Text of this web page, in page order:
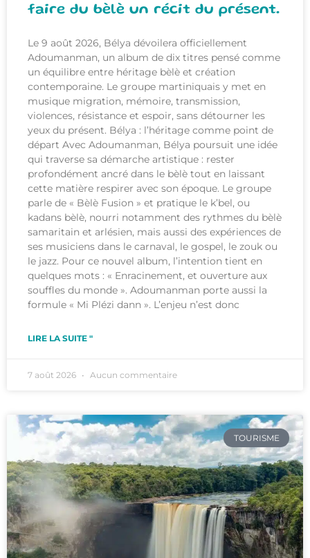
faire du bèlè un récit du présent.
Le 9 août 2026, Bélya dévoilera officiellement
Adoumanman, un album de dix titres pensé comme
un équilibre entre héritage bèlè et création
contemporaine. Le groupe martiniquais y met en
musique migration, mémoire, transmission,
violences, résistance et espoir, sans détourner les
yeux du présent. Bélya : l’héritage comme point de
départ Avec Adoumanman, Bélya poursuit une idée
qui traverse sa démarche artistique : rester
profondément ancré dans le bèlè tout en laissant
cette matière respirer avec son époque. Le groupe
parle de « Bèlè Fusion » et pratique le k’bel, ou
kadans bèlè, nourri notamment des rythmes du bèlè
samaritain et arlésien, mais aussi des expériences de
ses musiciens dans le carnaval, le gospel, le zouk ou
le jazz. Pour ce nouvel album, l’intention tient en
quelques mots : « Enracinement, et ouverture aux
souffles du monde ». Adoumanman porte aussi la
formule « Mi Plézi dann ». L’enjeu n’est donc
LIRE LA SUITE "
7 août 2026 Aucun commentaire
TOURISME